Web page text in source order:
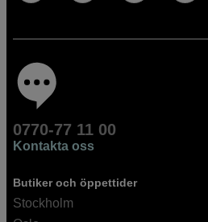
0770-77 11 00
Kontakta oss
Butiker och öppettider
Stockholm